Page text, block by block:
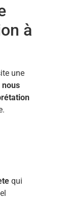
à
une
nous
qui